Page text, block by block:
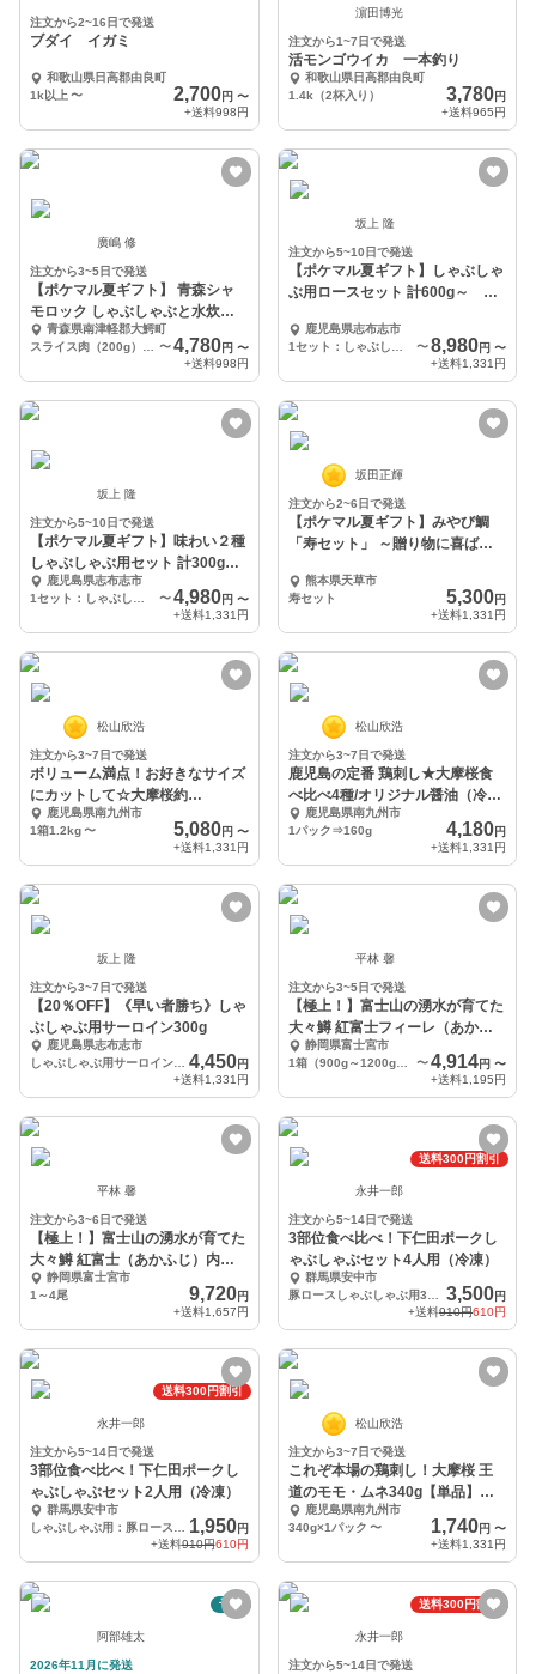
注文から2~16日で発送
ブダイ イガミ
和歌山県日高郡由良町
1k以上 〜 2,700円 〜
+送料998円
濵田博光
注文から1~7日で発送
活モンゴウイカ 一本釣り
和歌山県日高郡由良町
1.4k（2杯入り）
3,780円
+送料965円
廣嶋 修
注文から3~5日で発送
【ポケマル夏ギフト】 青森シャ
モロック しゃぶしゃぶと水炊き
セット(2～3人前)
青森県南津軽郡大鰐町
〜 4,780円 〜
+送料998円
坂上 隆
注文から5~10日で発送
【ポケマル夏ギフト】しゃぶしゃ
ぶ用ロースセット 計600g～ 熨
鹿児島県志布志市
〜8,980円 〜
+送料1,331円
坂上 隆
注文から5~10日で発送
【ポケマル夏ギフト】味わい２種
しゃぶしゃぶ用セット 計300g
～ 熨斗対応可
鹿児島県志布志市
〜 4,980円 〜
+送料1,331円
坂田正輝
注文から2~6日で発送
【ポケマル夏ギフト】みやび鯛
「寿セット」 ～贈り物に喜ばれ
熊本県天草市
寿セット
5,300円
+送料1,331円
松山欣浩
注文から3~7日で発送
ボリューム満点！お好きなサイズ
にカットして☆大摩桜約
1.2kg（冷凍）
鹿児島県南九州市
1箱1.2kg〜 5,080円 〜
+送料1,331円
松山欣浩
注文から3~7日で発送
鹿児島の定番 鶏刺し★大摩桜食
べ比べ4種/オリジナル醤油（冷
凍）鹿児島県南九州市
1パック⇒160g
4,180円
+送料1,331円
坂上 隆
注文から3~7日で発送
【20％OFF】《早い者勝ち》しゃ
ぶしゃぶ用サーロイン300g
鹿児島県志布志市
4,450円
+送料1,331円
平林 馨
注文から3~5日で発送
【極上！】富士山の湧水が育てた
大々鱒 紅富士フィーレ（あかふ
じ）静岡県富士宮市
1箱（900g～1200g×1枚）
〜4,914円 〜
+送料1,195円
平林 馨
注文から3~6日で発送
【極上！】富士山の湧水が育てた
大々鱒 紅富士（あかふじ）内臓
あり静岡県富士宮市
1～4尾
9,720円
+送料1,657円
送料300円割引
永井一郎
注文から5~14日で発送
3部位食べ比べ！下仁田ポークし
ゃぶしゃぶセット4人用（冷凍）
群馬県安中市
3,500円
+送料910円610円
送料300円割引
永井一郎
注文から5~14日で発送
3部位食べ比べ！下仁田ポークし
ゃぶしゃぶセット2人用（冷凍）
群馬県安中市
1,950円
+送料910円610円
松山欣浩
注文から3~7日で発送
これぞ本場の鶏刺し！大摩桜 王
道のモモ・ムネ340g【単品】
（冷凍）
鹿児島県南九州市
340g×1パック 〜 1,740円 〜
+送料1,331円
予約
阿部雄太
2026年11月に発送
送料300円割引
永井一郎
注文から5~14日で発送